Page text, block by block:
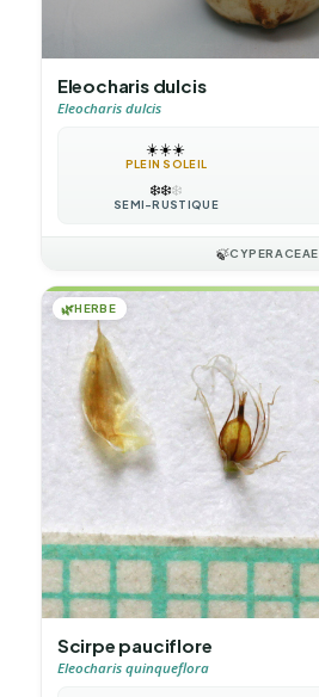
Eleocharis dulcis
Eleocharis dulcis
☀️☀️☀️
PLEIN SOLEIL
❄️❄️❄️
SEMI-RUSTIQUE
🍃CYPERACEAE
🌿HERBE
Scirpe pauciflore
Eleocharis quinqueflora